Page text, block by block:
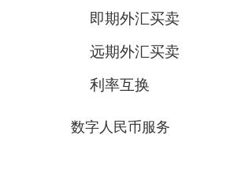
即期外汇买卖
远期外汇买卖
利率互换
数字人民币服务